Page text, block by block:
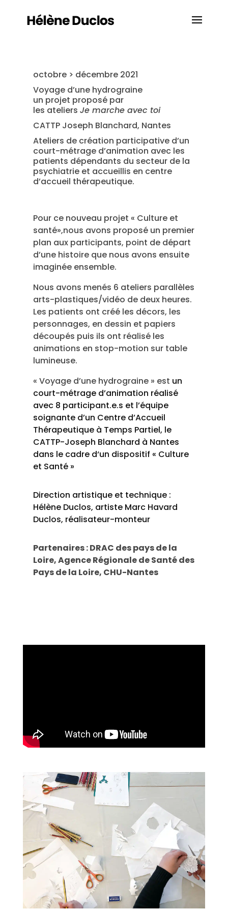
octobre > décembre 2021
Voyage d’une hydrograine
un projet proposé par
les ateliers Je marche avec toi
CATTP Joseph Blanchard, Nantes
Ateliers de création participative d’un
court-métrage d’animation avec les
patients dépendants du secteur de la
psychiatrie et accueillis en centre
d’accueil thérapeutique.
Pour ce nouveau projet « Culture et
santé»,nous avons proposé un premier
plan aux participants, point de départ
d’une histoire que nous avons ensuite
imaginée ensemble.
Nous avons menés 6 ateliers parallèles
arts-plastiques/vidéo de deux heures.
Les patients ont créé les décors, les
personnages, en dessin et papiers
découpés puis ils ont réalisé les
animations en stop-motion sur table
lumineuse.
« Voyage d’une hydrograine » est un
court-métrage d’animation réalisé
avec 8 participant.e.s et l’équipe
soignante d’un Centre d’Accueil
Thérapeutique à Temps Partiel, le
CATTP-Joseph Blanchard à Nantes
dans le cadre d‘un dispositif « Culture
et Santé »
Direction artistique et technique :
Hélène Duclos, artiste Marc Havard
Duclos, réalisateur-monteur
Partenaires : DRAC des pays de la
Loire, Agence Régionale de Santé des
Pays de la Loire, CHU-Nantes